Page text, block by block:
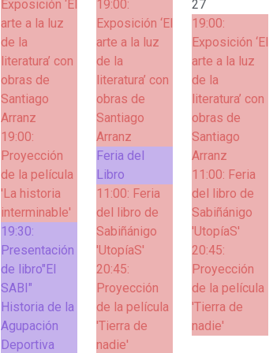
Exposición ‘El
arte a la luz
de la
literatura’ con
obras de
Santiago
Arranz
19:00:
Proyección
de la película
'La historia
interminable'
19:30:
Presentación
de libro"El
SABI"
Historia de la
Agupación
Deportiva
19:00:
Exposición ‘El
arte a la luz
de la
literatura’ con
obras de
Santiago
Arranz
Feria del
Libro
11:00: Feria
del libro de
Sabiñánigo
'UtopíaS'
20:45:
Proyección
de la película
'Tierra de
nadie'
27
19:00:
Exposición ‘El
arte a la luz
de la
literatura’ con
obras de
Santiago
Arranz
11:00: Feria
del libro de
Sabiñánigo
'UtopíaS'
20:45:
Proyección
de la película
'Tierra de
nadie'